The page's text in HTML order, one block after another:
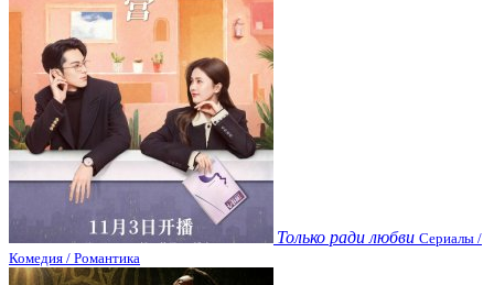
Только ради любви Сериалы /
Комедия / Романтика